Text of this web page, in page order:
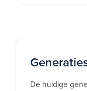
De huidige